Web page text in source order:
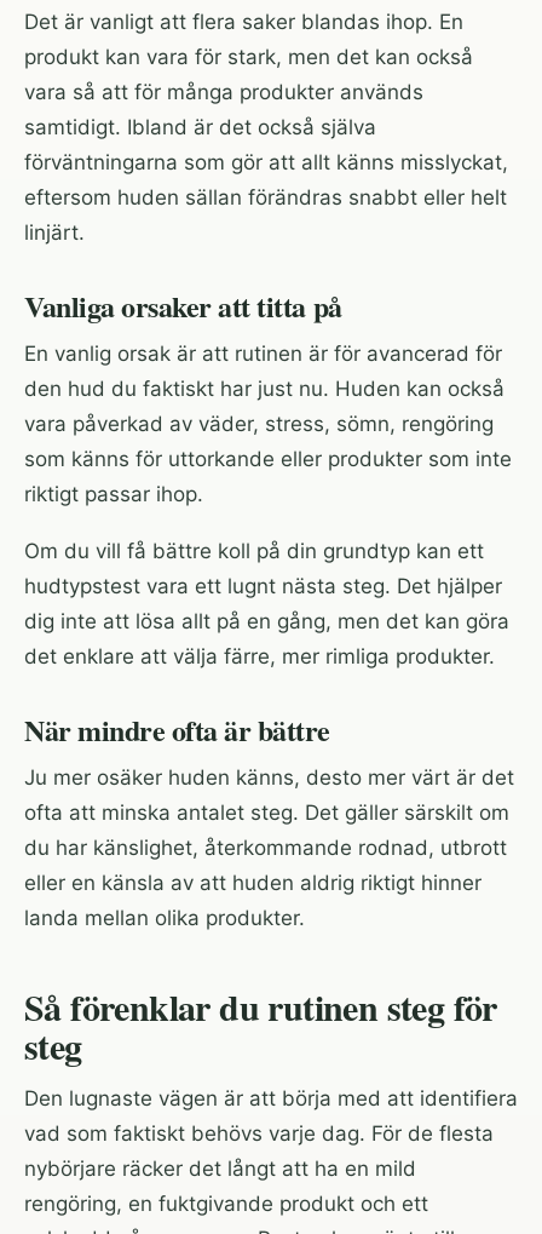
Det är vanligt att flera saker blandas ihop. En
produkt kan vara för stark, men det kan också
vara så att för många produkter används
samtidigt. Ibland är det också själva
förväntningarna som gör att allt känns misslyckat,
eftersom huden sällan förändras snabbt eller helt
linjärt.
Vanliga orsaker att titta på
En vanlig orsak är att rutinen är för avancerad för
den hud du faktiskt har just nu. Huden kan också
vara påverkad av väder, stress, sömn, rengöring
som känns för uttorkande eller produkter som inte
riktigt passar ihop.
Om du vill få bättre koll på din grundtyp kan ett
hudtypstest vara ett lugnt nästa steg. Det hjälper
dig inte att lösa allt på en gång, men det kan göra
det enklare att välja färre, mer rimliga produkter.
När mindre ofta är bättre
Ju mer osäker huden känns, desto mer värt är det
ofta att minska antalet steg. Det gäller särskilt om
du har känslighet, återkommande rodnad, utbrott
eller en känsla av att huden aldrig riktigt hinner
landa mellan olika produkter.
Så förenklar du rutinen steg för
steg
Den lugnaste vägen är att börja med att identifiera
vad som faktiskt behövs varje dag. För de flesta
nybörjare räcker det långt att ha en mild
rengöring, en fuktgivande produkt och ett